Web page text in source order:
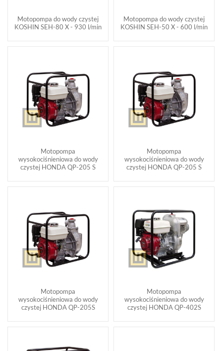
Motopompa do wody czystej
KOSHIN SEH-80 X - 930 l/min
Motopompa do wody czystej
KOSHIN SEH-50 X - 600 l/min
Motopompa
wysokociśnieniowa do wody
czystej HONDA QP-205 S
Motopompa
wysokociśnieniowa do wody
czystej HONDA QP-205 S
Motopompa
wysokociśnieniowa do wody
czystej HONDA QP-205S
Motopompa
wysokociśnieniowa do wody
czystej HONDA QP-402S